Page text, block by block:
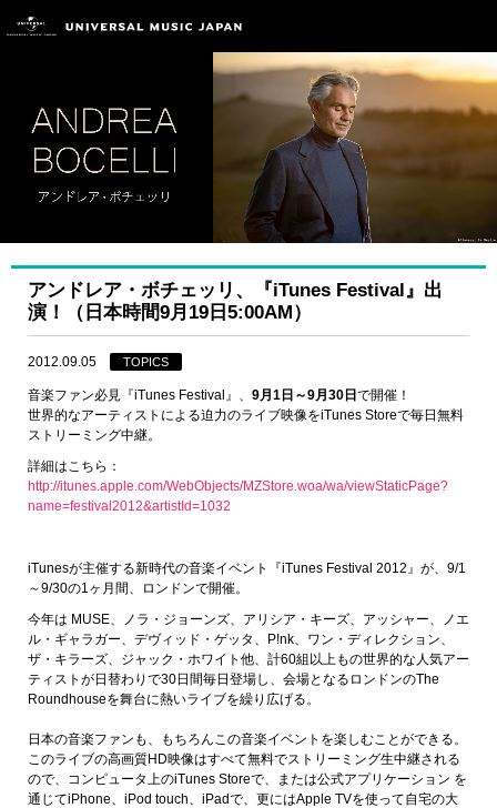
アンドレア・ボチェッリ、『iTunes Festival』出
演！（日本時間9月19日5:00AM）
2012.09.05 TOPICS
音楽ファン必見『iTunes Festival』、 9月1日～9月30日で開催！
世界的なアーティストによる迫力のライブ映像をiTunes Storeで毎日無料
ストリーミング中継。
詳細はこちら：
http://itunes.apple.com/WebObjects/MZStore.woa/wa/viewStaticPage?
name=festival2012&artistId=1032
iTunesが主催する新時代の音楽イベント『iTunes Festival 2012』が、9/1
～9/30の1ヶ月間、ロンドンで開催。
今年は MUSE、ノラ・ジョーンズ、アリシア・キーズ、アッシャー、ノエ
ル・ギャラガー、デヴィッド・ゲッタ、P!nk、ワン・ディレクション、
ザ・キラーズ、ジャック・ホワイト他、計60組以上もの世界的な人気アー
ティストが日替わりで30日間毎日登場し、会場となるロンドンのThe
Roundhouseを舞台に熱いライブを繰り広げる。
日本の音楽ファンも、もちろんこの音楽イベントを楽しむことができる。
このライブの高画質HD映像はすべて無料でストリーミング生中継される
ので、コンピュータ上のiTunes Storeで、または公式アプリケーション を
通じてiPhone、iPod touch、iPadで、更にはApple TVを使って自宅の大